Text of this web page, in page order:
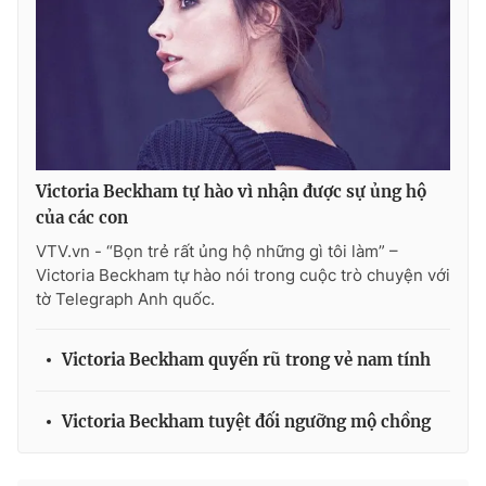
Theo dõi báo trên
Cơ quan chủ quản:Đài Truyền hình Việt Nam
Cơ quan báo chí:Thời báo VTV
cấp ngày 29/12/2023
Phó Tổng Biên tập:Nguyễn Thị Mỹ Hạnh, Phạm Quốc Thắng,
Victoria Beckham tự hào vì nhận được sự ủng hộ
của các con
VTV.vn - “Bọn trẻ rất ủng hộ những gì tôi làm” –
Victoria Beckham tự hào nói trong cuộc trò chuyện với
tờ Telegraph Anh quốc.
Victoria Beckham quyến rũ trong vẻ nam tính
Victoria Beckham tuyệt đối ngưỡng mộ chồng